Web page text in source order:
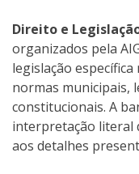
Direito e
organizados pela
legislação
normas municipais,
constitucionais. A
interpretação literal
aos detalhes